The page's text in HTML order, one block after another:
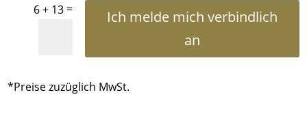
6 + 13 =
Ich melde mich verbindlich
an
*Preise zuzüglich MwSt.